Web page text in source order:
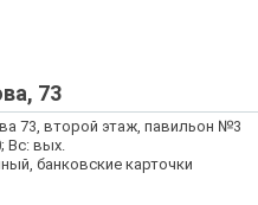
73
73, второй этаж, павильон №3
Вс: вых.
банковские карточки